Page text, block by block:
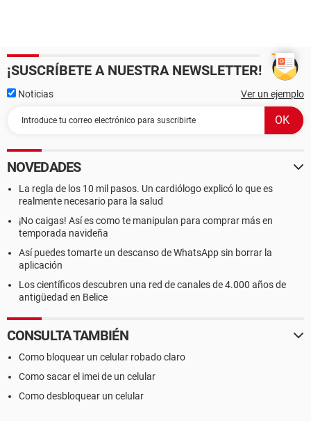
¡SUSCRÍBETE A NUESTRA NEWSLETTER!
Noticias Ver un ejemplo
NOVEDADES
La regla de los 10 mil pasos. Un cardiólogo explicó lo que es
realmente necesario para la salud
¡No caigas! Así es como te manipulan para comprar más en
temporada navideña
Así puedes tomarte un descanso de WhatsApp sin borrar la
aplicación
Los científicos descubren una red de canales de 4.000 años de
antigüedad en Belice
CONSULTA TAMBIÉN
Como bloquear un celular robado claro
Como sacar el imei de un celular
Como desbloquear un celular